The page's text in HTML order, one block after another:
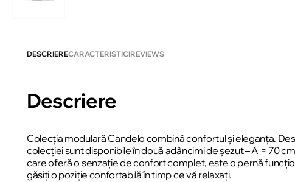
DESCRIERECARACTERISTICIREVIEWS
Descriere
Colecția modulară Candelo combină confortul și eleganța.
colecției sunt disponibile în două adâncimi de șezut – A = 70
care oferă o senzație de confort complet, este o pernă
găsiți o poziție confortabilă în timp ce vă relaxați.